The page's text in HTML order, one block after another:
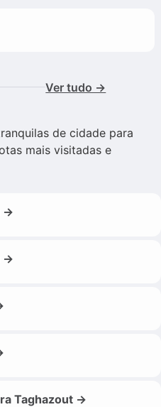
Ver tudo →
de cidade para
mais visitadas e
→
→
Taghazout →